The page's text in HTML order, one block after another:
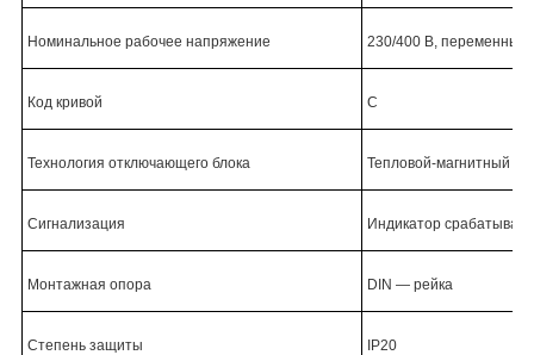
Номинальное рабочее напряжение 230/400 В, переменный
Код кривой С
Технология отключающего блока Тепловой-магнитный
Сигнализация Индикатор
Монтажная опора DIN ― рейка
Cтепень защиты IP20